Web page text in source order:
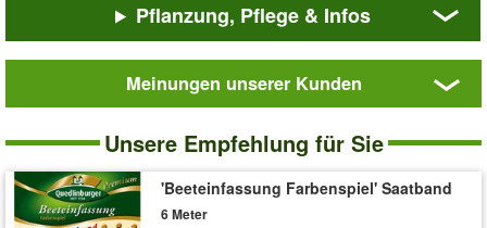
Immer wieder eine der begehrtesten Sommerblüher in
Deutschland. Passt prima in Beete, Einfassungen, Kästen &
Kübel. Durchblühend & dankbar. Mit wenig Aufwand viele
Blüten. Für den Anbau im Gewächshaus geeignet.
Liefergröße:6 m Saatband
''Niedrige Studentenblume' Saatband'
Pflege-Tipps
Pflanzung, Pflege & Infos
Meinungen unserer Kunden
'Niedrige
SaatbandUnsere Empfehlung für Sie
'Beeteinfassung Farbenspiel' Saatband
6 Meter